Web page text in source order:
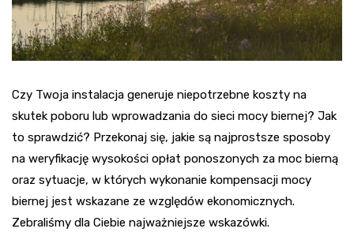
Czy Twoja instalacja generuje niepotrzebne koszty na
skutek poboru lub wprowadzania do sieci mocy biernej? Jak
to sprawdzić? Przekonaj się, jakie są najprostsze sposoby
na weryfikację wysokości opłat ponoszonych za moc bierną
oraz sytuacje, w których wykonanie kompensacji mocy
biernej jest wskazane ze względów ekonomicznych.
Zebraliśmy dla Ciebie najważniejsze wskazówki.